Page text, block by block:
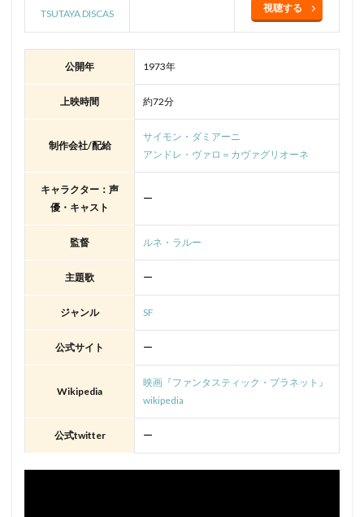
TSUTAYA DISCAS 視聴する
公開年 1973年
上映時間 約72分
制作会社/配給
サイモン・ダミアーニ
アンドレ・ヴァロ＝カヴァグリオーネ
キャラクター：声
優・キャスト
ー
監督 ルネ・ラルー
主題歌 ー
ジャンル SF
公式サイト ー
Wikipedia
映画『ファンタスティック・プラネット』
wikipedia
公式twitter ー